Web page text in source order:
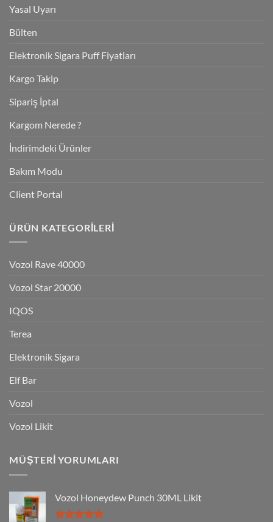
Yasal Uyarı
Bülten
Elektronik Sigara Puff Fiyatları
Kargo Takip
Sipariş İptal
Kargom Nerede ?
İndirimdeki Ürünler
Bakım Modu
Client Portal
ÜRÜN KATEGORILERI
Vozol Rave 40000
Vozol Star 20000
IQOS
Terea
Elektronik Sigara
Elf Bar
Vozol
Vozol Likit
MÜŞTERI YORUMLARI
Vozol Honeydew Punch 30ML Likit